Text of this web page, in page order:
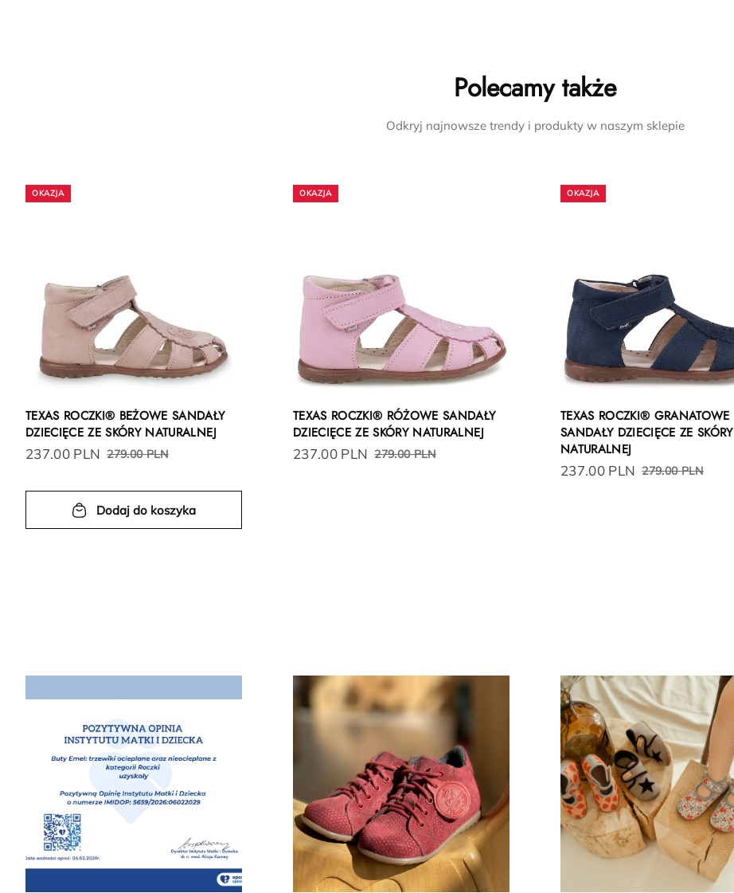
Polecamy także
Odkryj najnowsze trendy i produkty w naszym sklepie
TEXAS ROCZKI® BEŻOWE SANDAŁY
DZIECIĘCE ZE SKÓRY NATURALNEJ
237.00 PLN 279.00 PLN
Dodaj do koszyka
TEXAS ROCZKI® RÓŻOWE SANDAŁY
DZIECIĘCE ZE SKÓRY NATURALNEJ
237.00 PLN 279.00 PLN
TEXAS ROCZKI® GRANATOWE
SANDAŁY DZIECIĘCE ZE SKÓRY
NATURALNEJ
237.00 PLN 279.00 PLN